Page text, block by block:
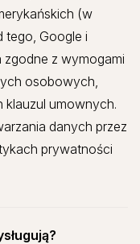
(w
tego, Google i
z wymogami
osobowych,
umownych.
danych przez
prywatności